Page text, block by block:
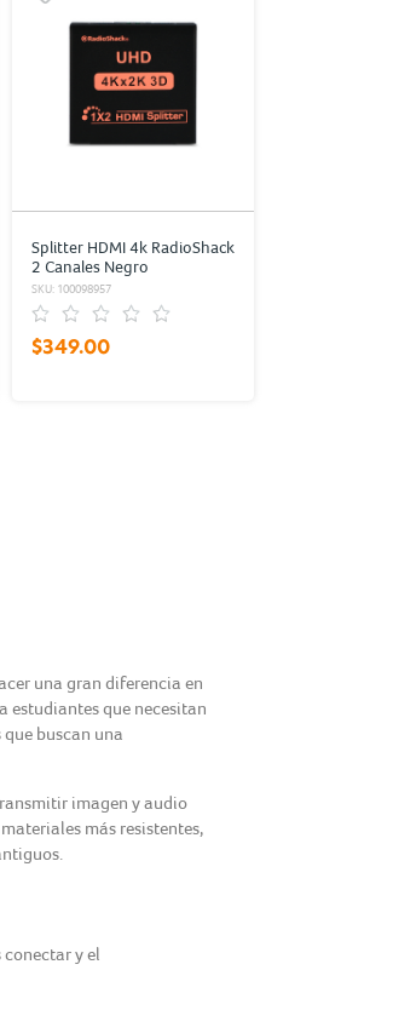
Splitter HDMI 4k RadioShack
2 Canales Negro
SKU: 100098957
$349.00
una gran diferencia en
estudiantes que necesitan
buscan una
imagen y audio
más resistentes,
y el